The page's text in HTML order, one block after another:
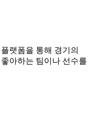
랫폼을 통해 경기의
아하는 팀이나 선수를